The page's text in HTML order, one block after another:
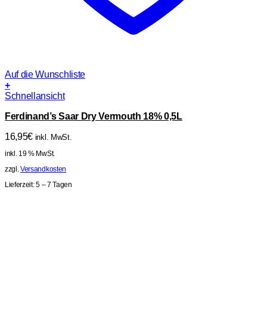
Auf die Wunschliste
+
Schnellansicht
Ferdinand’s Saar Dry Vermouth 18% 0,5L
16,95€ inkl. MwSt.
inkl. 19 % MwSt.
zzgl.Versandkosten
Lieferzeit:5 – 7 Tagen